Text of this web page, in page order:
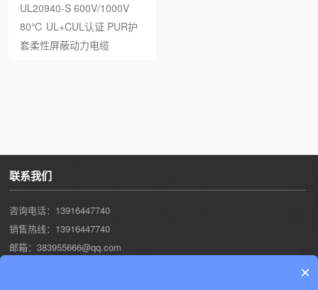
UL20940-S 600V/1000V
80℃ UL+CUL认证 PUR护
套柔性屏蔽动力电缆
联系我们
咨询电话：13916447740
销售热线：13916447740
邮箱：383955666@qq.com
×